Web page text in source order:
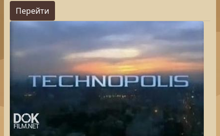
Перейти